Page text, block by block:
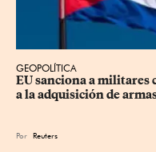
GEOPOLÍTICA
EU sanciona a militares
a la adquisición de
Por Reuters